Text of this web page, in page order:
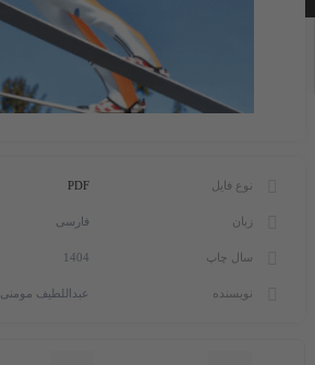
نوع فایل PDF
زبان فارسی
سال چاپ 1404
نویسنده عبداللطیف مومنی